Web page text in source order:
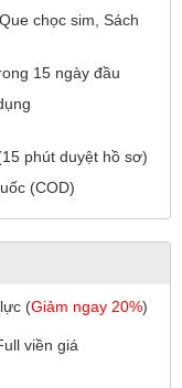
chọc sim, Sách
15 ngày đầu
phút duyệt hồ sơ)
(COD)
(Giảm ngay 20%)
viền giá